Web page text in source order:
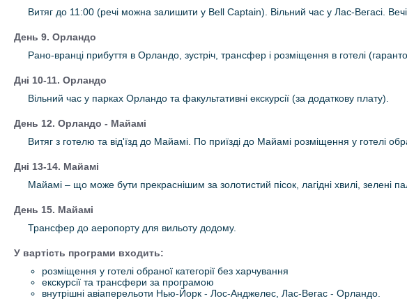
Витяг до 11:00 (речі можна залишити у Bell Captain). Вільний час у Лас-Вегасі.
День 9. Орландо
Рано-вранці прибуття в Орландо, зустріч, трансфер і розміщення в готелі
Дні 10-11. Орландо
Вільний час у парках Орландо та факультативні екскурсії (за додаткову плату).
День 12. Орландо - Майамі
Витяг з готелю та від'їзд до Майамі. По приїзді до Майамі розміщення у готелі
Дні 13-14. Майамі
Майамі – що може бути прекраснішим за золотистий пісок, лагідні хвилі, зелені
День 15. Майамі
Трансфер до аеропорту для вильоту додому.
У вартість програми входить:
розміщення у готелі обраної категорії без харчування
екскурсії та трансфери за програмою
внутрішні авіаперельоти Нью-Йорк - Лос-Анджелес, Лас-Вегас - Орландо.